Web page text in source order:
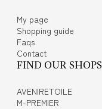
My page
Shopping guide
Faqs
Contact
FIND OUR SHOPS
AVENIRETOILE
M-PREMIER